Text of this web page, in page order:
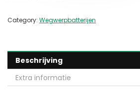
Category: Wegwerpbatterijen
Beschrijving
Extra informatie